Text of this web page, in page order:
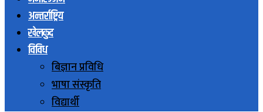
अन्तर्राष्ट्रिय
खेलकुद
विविध
बिज्ञान प्रविधि
भाषा संस्कृति
विद्यार्थी